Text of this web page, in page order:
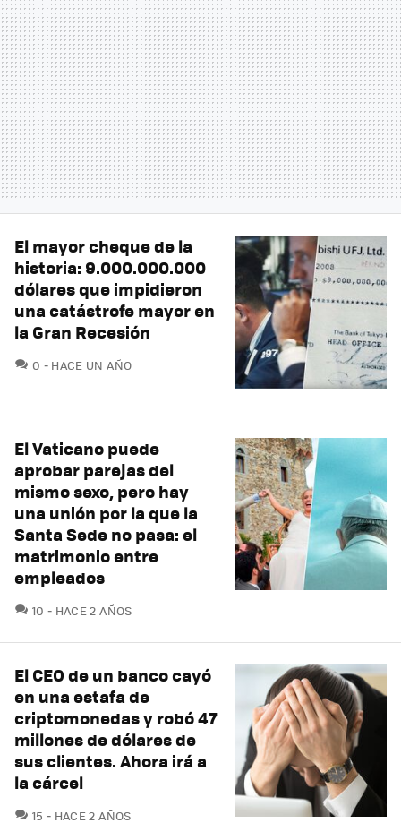
El mayor cheque de la
historia: 9.000.000.000
dólares que impidieron
una catástrofe mayor en
la Gran Recesión
0 COMENTARIOS
HACE UN AÑO
El Vaticano puede
aprobar parejas del
mismo sexo, pero hay
una unión por la que la
Santa Sede no pasa: el
matrimonio entre
empleados
10 COMENTARIOS
HACE 2 AÑOS
El CEO de un banco cayó
en una estafa de
criptomonedas y robó 47
millones de dólares de
sus clientes. Ahora irá a
la cárcel
15 COMENTARIOS
HACE 2 AÑOS